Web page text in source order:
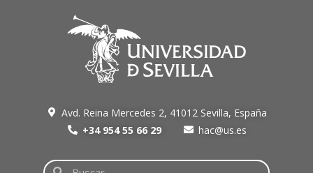
Avd. Reina Mercedes 2, 41012 Sevilla, España
+34 954 55 66 29
hac@us.es